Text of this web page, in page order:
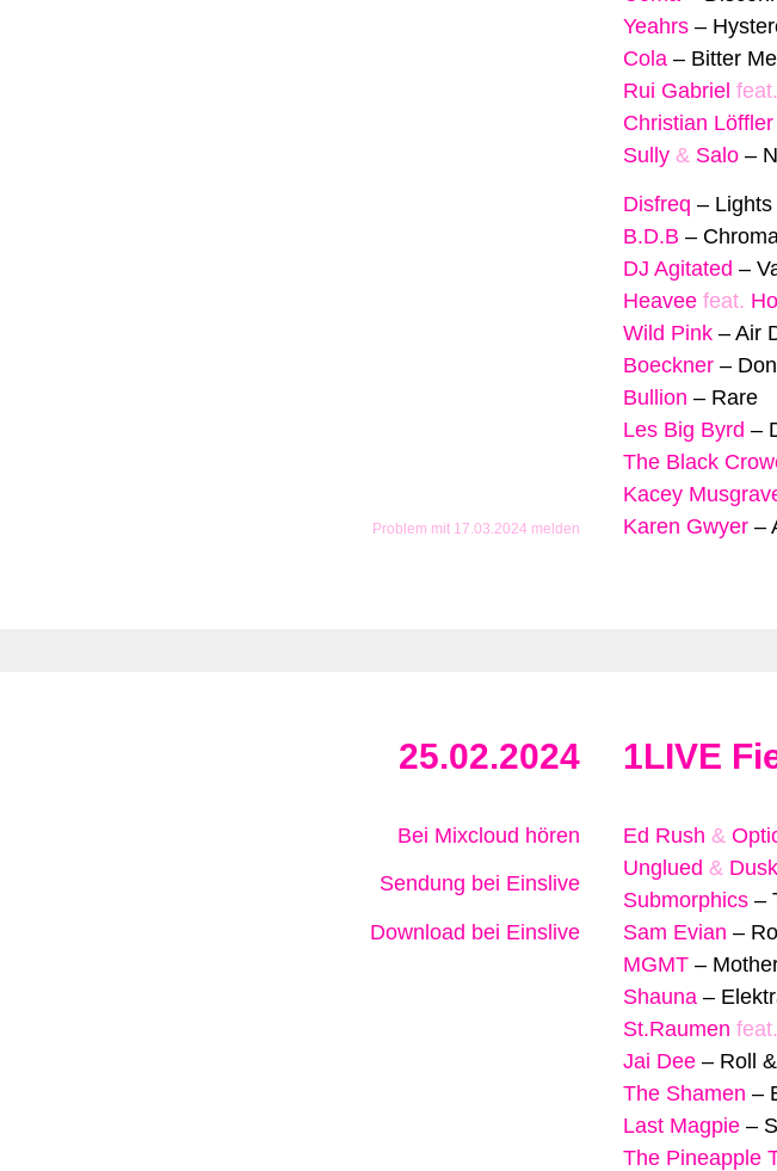
Problem mit 17.03.2024 melden
Yeahrs –
Cola – Bitter
Rui Gabriel feat.
Christian Löffler
Sully & Salo –
Disfreq – Lights
B.D.B –
DJ Agitated –
Heavee feat.
Wild Pink – Air
Boeckner –
Bullion – Rare
Les Big Byrd –
The Black
Kacey
Karen Gwyer –
25.02.2024 1LIVE
Bei Mixcloud hören
Sendung bei Einslive
Download bei Einslive
Ed Rush &
Unglued &
Submorphics –
Sam Evian –
MGMT –
Shauna –
St.Raumen feat.
Jai Dee – Roll
The Shamen –
Last Magpie –
The Pineapple